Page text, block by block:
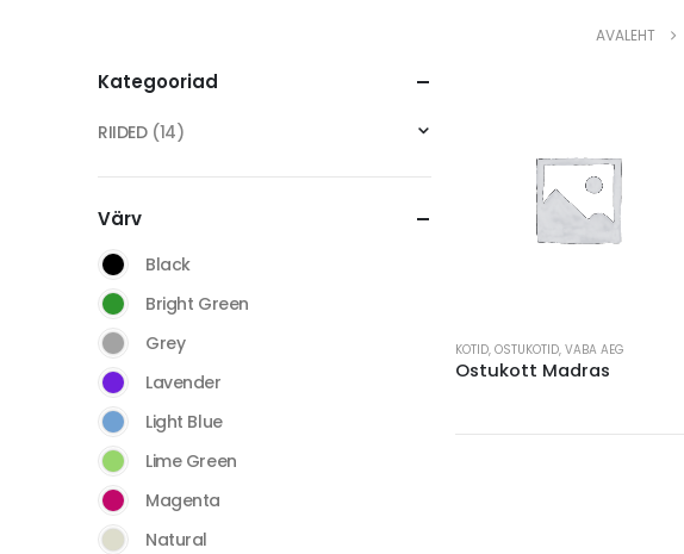
AVALEHT
product
KOTID, OSTUKOTID, VABA AEG
Ostukott Madras
Kategooriad
RIIDED (14)
Värv
Black
Bright Green
Grey
Lavender
Light Blue
Lime Green
Magenta
Natural